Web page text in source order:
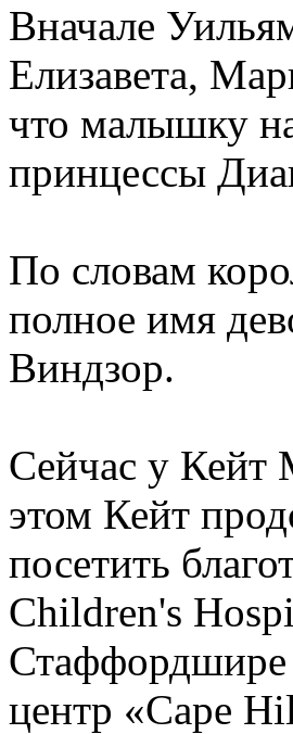
Вначале
Елизавета,
что малышку
принцессы
По словам
полное имя
Виндзор.
Сейчас у Кейт
этом Кейт
посетить
Children's
Стаффордшире
центр «Cape